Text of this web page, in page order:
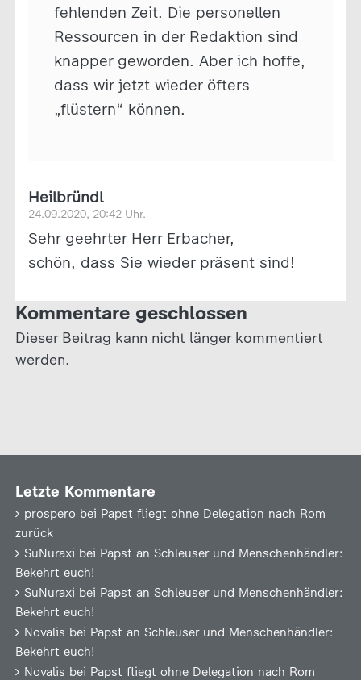
fehlenden Zeit. Die personellen
Ressourcen in der Redaktion sind
knapper geworden. Aber ich hoffe,
dass wir jetzt wieder öfters
„flüstern“ können.
Heilbründl
24.09.2020, 20:42 Uhr.
Sehr geehrter Herr Erbacher,
schön, dass Sie wieder präsent sind!
Kommentare geschlossen
Dieser Beitrag kann nicht länger kommentiert
werden.
Letzte Kommentare
prospero bei Papst fliegt ohne Delegation nach Rom
zurück
SuNuraxi bei Papst an Schleuser und Menschenhändler:
Bekehrt euch!
SuNuraxi bei Papst an Schleuser und Menschenhändler:
Bekehrt euch!
Novalis bei Papst an Schleuser und Menschenhändler:
Bekehrt euch!
Novalis bei Papst fliegt ohne Delegation nach Rom